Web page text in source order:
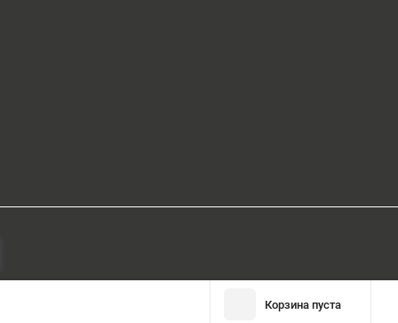
Корзина пуста